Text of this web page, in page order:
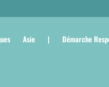
Asie | Démarche